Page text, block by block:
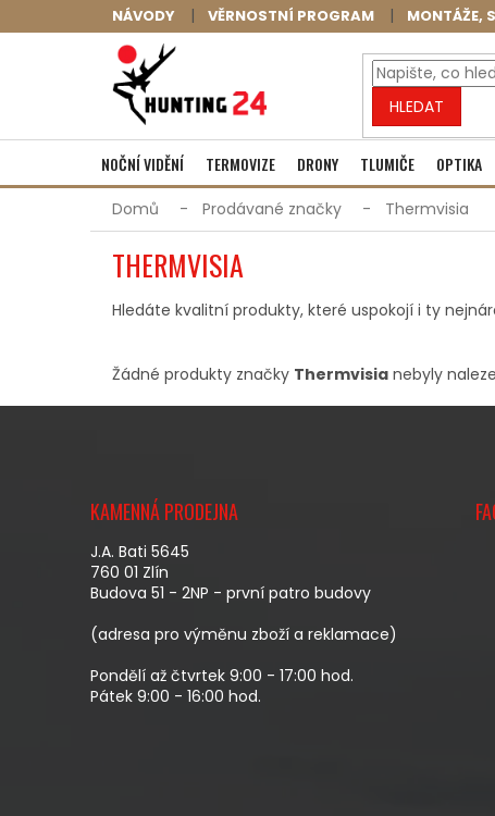
na
NÁVODY VĚRNOSTNÍ PROGRAM MONTÁŽE,
HLEDAT
NOČNÍ VIDĚNÍ TERMOVIZE DRONY TLUMIČE OPTIKA
Domů Prodávané značky Thermvisia
THERMVISIA
Hledáte kvalitní produkty, které uspokojí i ty
Žádné produkty značky Thermvisia nebyly
KAMENNÁ PRODEJNA
J.A. Bati 5645
760 01 Zlín
Budova 51 - 2NP - první patro budovy
(adresa pro výměnu zboží a reklamace)
Pondělí až čtvrtek 9:00 - 17:00 hod.
Pátek 9:00 - 16:00 hod.